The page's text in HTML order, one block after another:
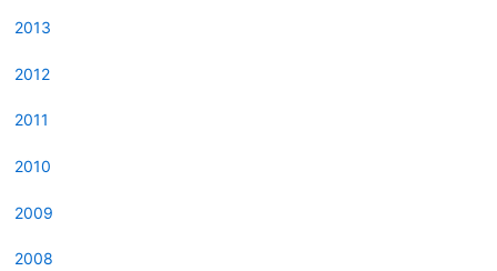
2013
2012
2011
2010
2009
2008